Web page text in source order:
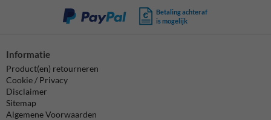
Betaling achteraf
is mogelijk
Informatie
Product(en) retourneren
Cookie / Privacy
Disclaimer
Sitemap
Algemene Voorwaarden